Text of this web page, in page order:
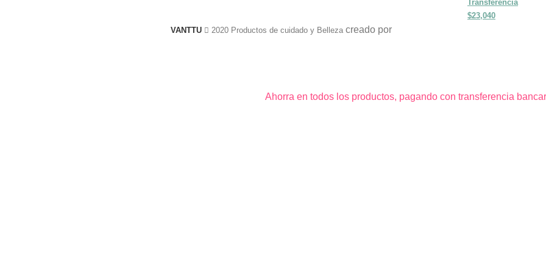
Transferencia
$23,040
VANTTU 2020 Productos de cuidado y Belleza creado por
Ahorra en todos los productos, pagando con transferencia